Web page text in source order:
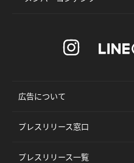
広告について
プレスリリース窓口
プレスリリース一覧